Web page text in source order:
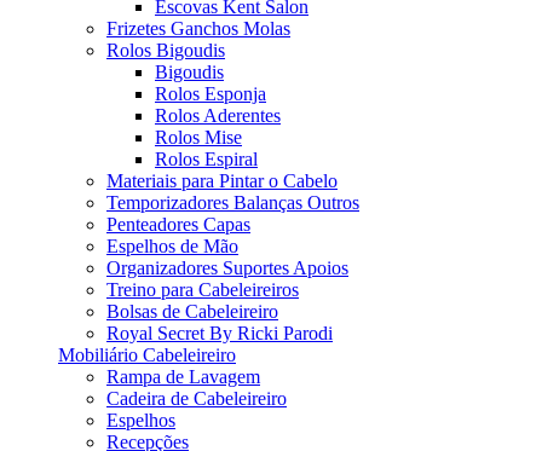
Escovas Kent Salon
Frizetes Ganchos Molas
Rolos Bigoudis
Bigoudis
Rolos Esponja
Rolos Aderentes
Rolos Mise
Rolos Espiral
Materiais para Pintar o Cabelo
Temporizadores Balanças Outros
Penteadores Capas
Espelhos de Mão
Organizadores Suportes Apoios
Treino para Cabeleireiros
Bolsas de Cabeleireiro
Royal Secret By Ricki Parodi
Mobiliário Cabeleireiro
Rampa de Lavagem
Cadeira de Cabeleireiro
Espelhos
Recepções